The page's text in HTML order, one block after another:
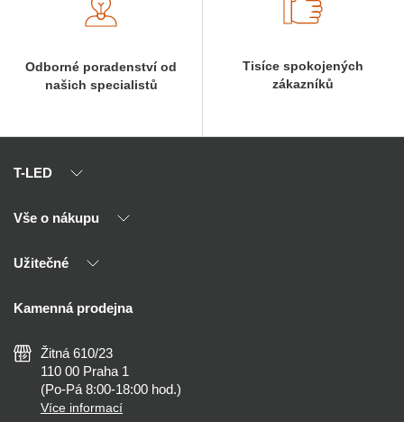
Odborné poradenství od
našich specialistů
Tisíce spokojených
zákazníků
T-LED
O nás
Kontakty
Vše o nákupu
Výhody T-LED
Montáž
Nejčastější dotazy
Než koupíte
Osvětlení dle místnosti
Užitečné
Reklamace a vrácení
Zásady ochrany soukromí
Nastavení cookies
Prohlášení o přístupnosti
Kamenná prodejna
Žitná 610/23
110 00 Praha 1
(Po-Pá 8:00-18:00 hod.)
Více informací